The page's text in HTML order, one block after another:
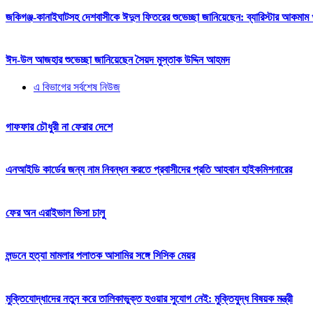
জকিগঞ্জ-কানাইঘাটসহ দেশবাসীকে ঈদুল ফিতরের শুভেচ্ছা জানিয়েছেন: ব্যারিস্টার আকমাম
ঈদ-উল আজহার শুভেচ্ছা জানিয়েছেন সৈয়দ মুস্তাক উদ্দিন আহমদ
এ বিভাগের সর্বশেষ নিউজ
গাফফার চৌধুরী না ফেরার দেশে
এনআইডি কার্ডের জন্য নাম নিবন্ধন করতে প্রবাসীদের প্রতি আহবান হাইকমিশনারের
ফের অন এরাইভাল ভিসা চালু
লন্ডনে হত্যা মামলার পলাতক আসামির সঙ্গে সিসিক মেয়র
মুক্তিযোদ্ধাদের নতুন করে তালিকাভুক্ত হওয়ার সুযোগ নেই: মুক্তিযুদ্ধ বিষয়ক মন্ত্রী